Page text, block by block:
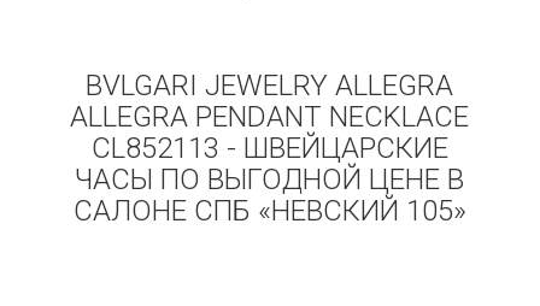
BVLGARI JEWELRY ALLEGRA
ALLEGRA PENDANT NECKLACE
CL852113 - ШВЕЙЦАРСКИЕ
ЧАСЫ ПО ВЫГОДНОЙ ЦЕНЕ В
САЛОНЕ СПБ «НЕВСКИЙ 105»